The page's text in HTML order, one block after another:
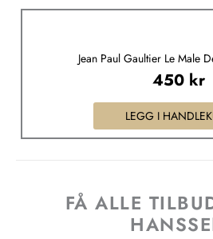
Jean Paul Gaultier Le Male
450 kr
LEGG I
FÅ ALLE